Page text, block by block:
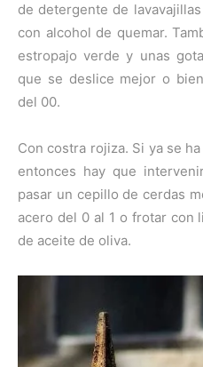
de detergente de
con alcohol de quemar.
estropajo verde y unas
que se deslice mejor o
del 00.
Con costra rojiza. Si ya se
entonces hay que
pasar un cepillo de cerdas
acero del 0 al 1 o frotar con
de aceite de oliva.